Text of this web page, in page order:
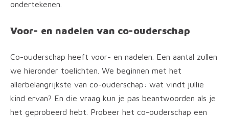
ondertekenen.
Voor- en nadelen van co-ouderschap
Co-ouderschap heeft voor- en nadelen. Een aantal zullen
we hieronder toelichten. We beginnen met het
allerbelangrijkste van co-ouderschap: wat vindt jullie
kind ervan? En die vraag kun je pas beantwoorden als je
het geprobeerd hebt. Probeer het co-ouderschap een